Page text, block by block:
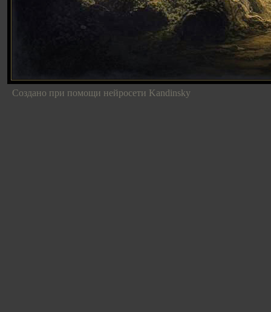
Создано при помощи нейросети Kandinsky